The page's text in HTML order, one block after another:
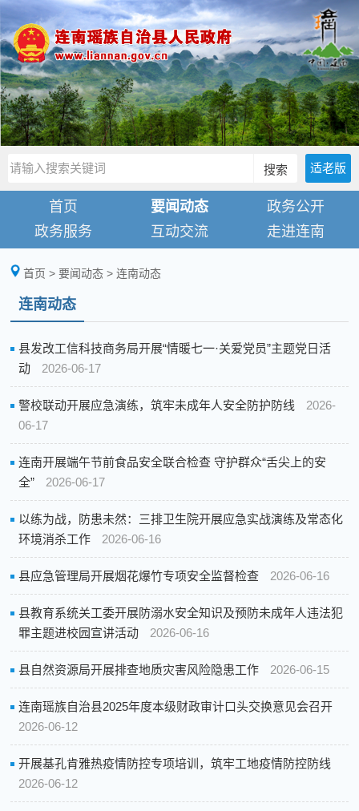
搜索 适老版
首页 要闻动态
政务公开
政务服务
互动交流 走进连南
首页 >要闻动态 >连南动态
连南动态
县发改工信科技商务局开展“情暖七一·关爱党员”主题党日活
动
2026-06-17
警校联动开展应急演练，筑牢未成年人安全防护防线
2026-
06-17
连南开展端午节前食品安全联合检查 守护群众“舌尖上的安
全”
2026-06-17
以练为战，防患未然：三排卫生院开展应急实战演练及常态化
环境消杀工作
2026-06-16
县应急管理局开展烟花爆竹专项安全监督检查 2026-06-16
县教育系统关工委开展防溺水安全知识及预防未成年人违法犯
罪主题进校园宣讲活动
2026-06-16
县自然资源局开展排查地质灾害风险隐患工作 2026-06-15
连南瑶族自治县2025年度本级财政审计口头交换意见会召开
2026-06-12
开展基孔肯雅热疫情防控专项培训，筑牢工地疫情防控防线
2026-06-12